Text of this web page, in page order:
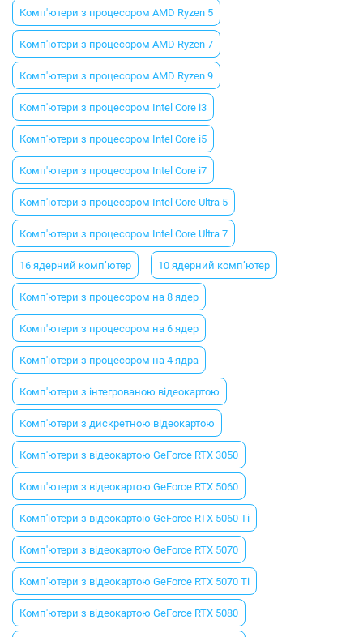
Комп'ютери з процесором AMD Ryzen 5
Комп'ютери з процесором AMD Ryzen 7
Комп'ютери з процесором AMD Ryzen 9
Комп'ютери з процесором Intel Core i3
Комп'ютери з процесором Intel Core i5
Комп'ютери з процесором Intel Core i7
Комп'ютери з процесором Intel Core Ultra 5
Комп'ютери з процесором Intel Core Ultra 7
16 ядерний комп’ютер 10 ядерний комп’ютер
Комп'ютери з процесором на 8 ядер
Комп'ютери з процесором на 6 ядер
Комп'ютери з процесором на 4 ядра
Комп'ютери з інтегрованою відеокартою
Комп'ютери з дискретною відеокартою
Комп'ютери з відеокартою GeForce RTX 3050
Комп'ютери з відеокартою GeForce RTX 5060
Комп'ютери з відеокартою GeForce RTX 5060 Ti
Комп'ютери з відеокартою GeForce RTX 5070
Комп'ютери з відеокартою GeForce RTX 5070 Ti
Комп'ютери з відеокартою GeForce RTX 5080